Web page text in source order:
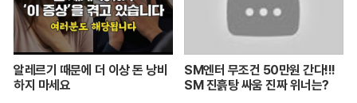
알레르기 때문에 더 이상 돈 낭비
하지 마세요
SM엔터 무조건 50만원 간다!!!
SM 진흙탕 싸움 진짜 위너는?